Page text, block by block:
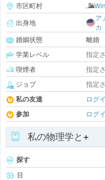
市区町村
出身地
ア
カ
婚姻状態
離婚
学業レベル
指定
喫煙者
指定
ジョブ
指定
私の友達
ログ
参加
ログ
私の物理学と+
探す
目